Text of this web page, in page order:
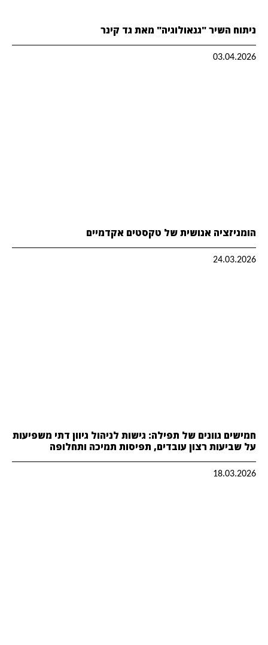
ניתוח השיר "גנאולוגיה" מאת גד קינר
03.04.2026
הומניזציה אנושית של טקסטים אקדמיים
24.03.2026
חמישים גוונים של תפילה: גישות לניהול גיוון דתי משפיעות
על שביעות רצון עובדים, תפיסות תמיכה ותחלופה
18.03.2026